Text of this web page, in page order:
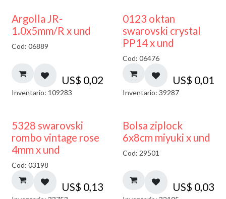
Argolla JR-
1.0x5mm/R x und
Cod: 06889
US$ 0,02
Inventario: 109283
0123 oktan
swarovski crystal
PP14 x und
Cod: 06476
US$ 0,01
Inventario: 39287
5328 swarovski
rombo vintage rose
4mm x und
Cod: 03198
US$ 0,13
¡NUEVO!
Bolsa ziplock
6x8cm miyuki x und
Cod: 29501
US$ 0,03